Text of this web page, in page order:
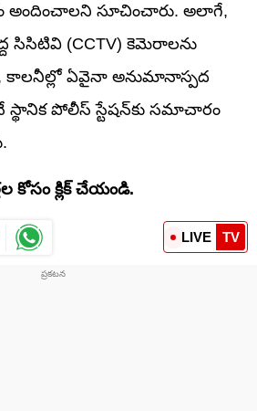
అందించాలని సూచించారు. అలాగే,
సిసిటివి (CCTV) కెమెరాలను
కాలనీల్లో ఏవైనా అనుమానాస్పద
స్థానిక పోలీస్ స్టేషన్‌కు సమాచారం
కోసం క్లిక్ చేయండి.
LIVE TV